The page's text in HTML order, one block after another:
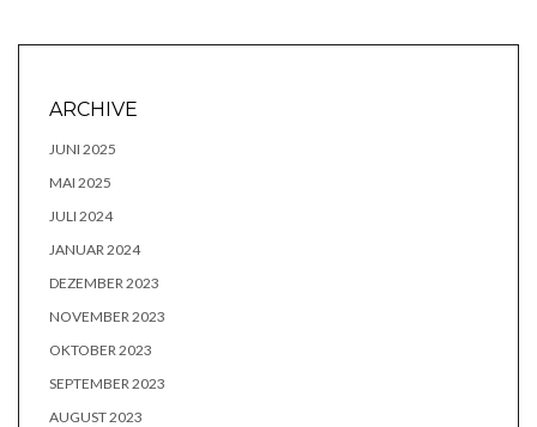
ARCHIVE
JUNI 2025
MAI 2025
JULI 2024
JANUAR 2024
DEZEMBER 2023
NOVEMBER 2023
OKTOBER 2023
SEPTEMBER 2023
AUGUST 2023